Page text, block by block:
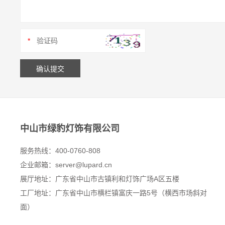
*
中山市绿豹灯饰有限公司
服务热线：400-0760-808
企业邮箱：server@lupard.cn
展厅地址：广东省中山市古镇利和灯饰广场A区五楼
工厂地址：广东省中山市横栏镇富庆一路5号（横西市场斜对
面）